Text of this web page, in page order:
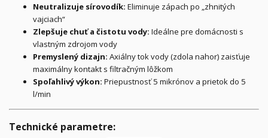
Neutralizuje sírovodík: Eliminuje zápach po „zhnitých
vajciach“
Zlepšuje chuť a čistotu vody: Ideálne pre domácnosti s
vlastným zdrojom vody
Premyslený dizajn: Axiálny tok vody (zdola nahor) zaisťuje
maximálny kontakt s filtračným lôžkom
Spoľahlivý výkon: Priepustnosť 5 mikrónov a prietok do 5
l/min
Technické parametre: